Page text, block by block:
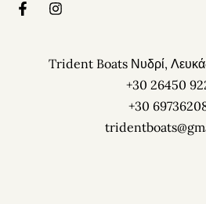
Trident Boats Νυδρί,
+30 26450
+30